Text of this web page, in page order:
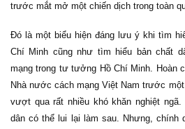
trước mắt mở một chiến dịch trong toàn
Đó là một biểu hiện đáng lưu ý khi tìm
Chí Minh cũng như tìm hiểu bản chất
mạng trong tư tưởng Hồ Chí Minh. Hoàn
Nhà nước cách mạng Việt Nam trước
vượt qua rất nhiều khó khăn nghiệt
dân có thể lui lại làm sau. Nhưng, chính